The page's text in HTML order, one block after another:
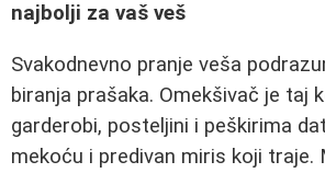
najbolji za vaš veš
Svakodnevno pranje veša
biranja prašaka. Omekšivač je taj
garderobi, posteljini i peškirima
mekoću i predivan miris koji